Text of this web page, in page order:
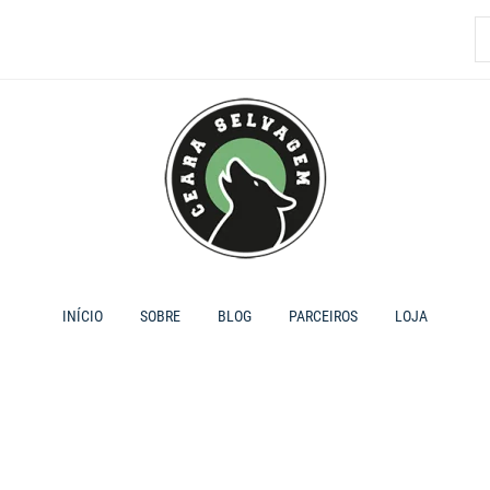
INÍCIO SOBRE BLOG PARCEIROS LOJA